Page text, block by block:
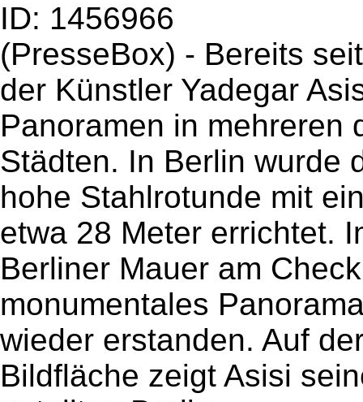
ID: 1456966
(PresseBox) - Bereits
der Künstler Yadegar
Panoramen in mehreren
Städten. In Berlin wurde
hohe Stahlrotunde mit
etwa 28 Meter errichtet.
Berliner Mauer am
monumentales
wieder erstanden. Auf
Bildfläche zeigt Asisi